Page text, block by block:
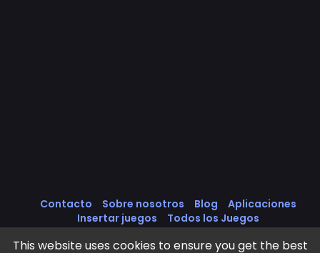
Contacto Sobre nosotros Blog
Aplicaciones
Insertar juegos
Todos los Juegos
Política de cookies
Política de Privacidad
Términos de servicio
This website uses cookies to ensure you get the best